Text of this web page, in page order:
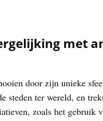
met
door zijn unieke
ter wereld, en
zoals het gebruik